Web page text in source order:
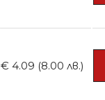
€ 4.09 (8.00 лв.)